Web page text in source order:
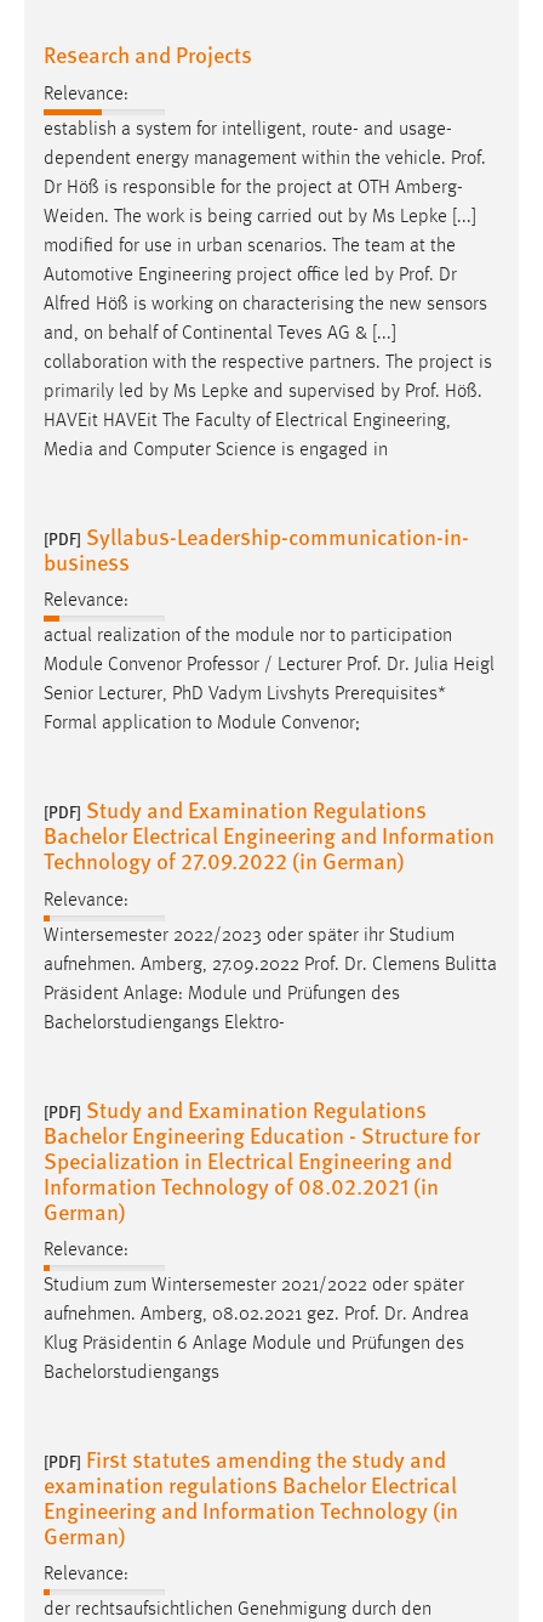
Research and Projects
Relevance:
establish a system for intelligent, route- and usage-
dependent energy management within the vehicle. Prof.
Dr Höß is responsible for the project at OTH Amberg-
Weiden. The work is being carried out by Ms Lepke [...]
modified for use in urban scenarios. The team at the
Automotive Engineering project office led by Prof. Dr
Alfred Höß is working on characterising the new sensors
and, on behalf of Continental Teves AG & [...]
collaboration with the respective partners. The project is
primarily led by Ms Lepke and supervised by Prof. Höß.
HAVEit HAVEit The Faculty of Electrical Engineering,
Media and Computer Science is engaged in
[PDF] Syllabus-Leadership-communication-in-
business
Relevance:
actual realization of the module nor to participation
Module Convenor Professor / Lecturer Prof. Dr. Julia Heigl
Senior Lecturer, PhD Vadym Livshyts Prerequisites*
Formal application to Module Convenor;
[PDF] Study and Examination Regulations
Bachelor Electrical Engineering and Information
Technology of 27.09.2022 (in German)
Relevance:
Wintersemester 2022/2023 oder später ihr Studium
aufnehmen. Amberg, 27.09.2022 Prof. Dr. Clemens Bulitta
Präsident Anlage: Module und Prüfungen des
Bachelorstudiengangs Elektro-
[PDF] Study and Examination Regulations
Bachelor Engineering Education - Structure for
Specialization in Electrical Engineering and
Information Technology of 08.02.2021 (in
German)
Relevance:
Studium zum Wintersemester 2021/2022 oder später
aufnehmen. Amberg, 08.02.2021 gez. Prof. Dr. Andrea
Klug Präsidentin 6 Anlage Module und Prüfungen des
Bachelorstudiengangs
[PDF] First statutes amending the study and
examination regulations Bachelor Electrical
Engineering and Information Technology (in
German)
Relevance:
der rechtsaufsichtlichen Genehmigung durch den